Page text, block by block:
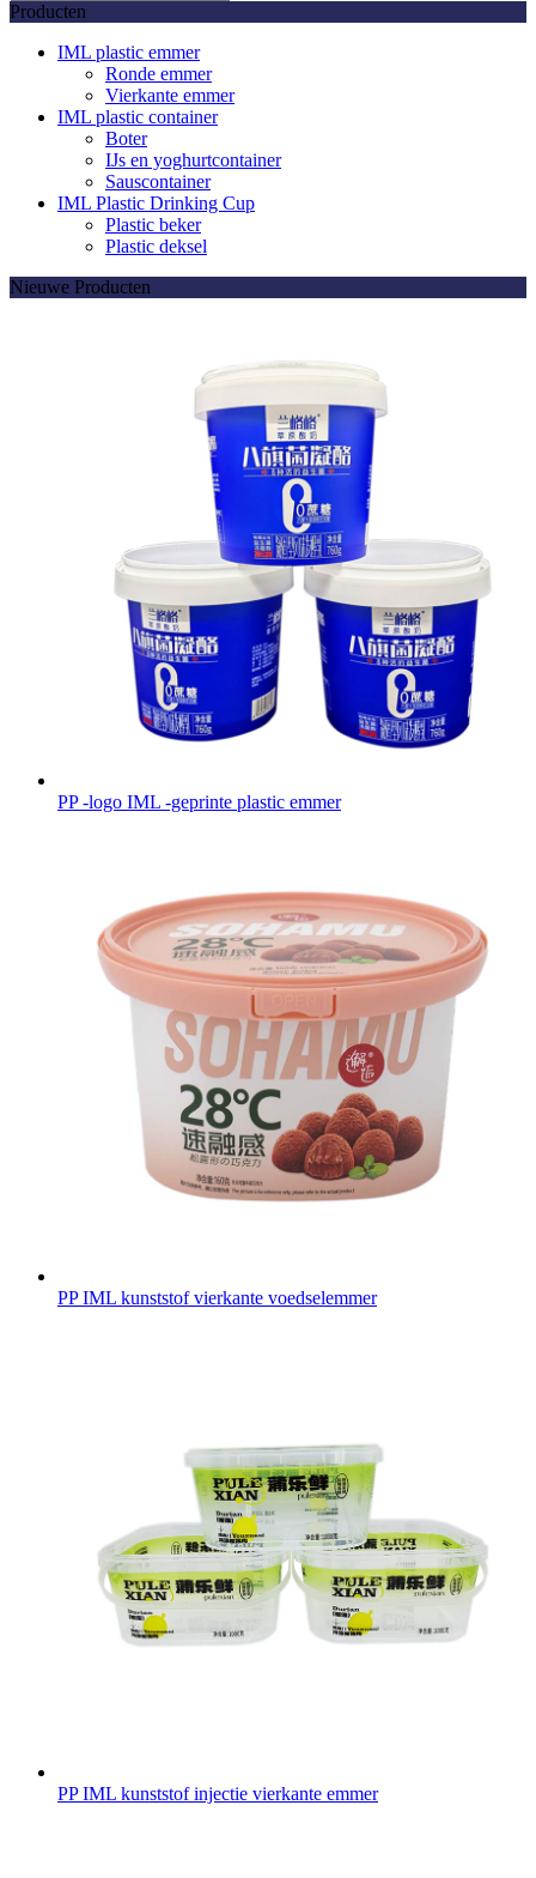
Producten
IML plastic emmer
Ronde emmer
Vierkante emmer
IML plastic container
Boter
IJs en yoghurtcontainer
Sauscontainer
IML Plastic Drinking Cup
Plastic beker
Plastic deksel
Nieuwe Producten
PP -logo IML -geprinte plastic emmer
PP IML kunststof vierkante voedselemmer
PP IML kunststof injectie vierkante emmer